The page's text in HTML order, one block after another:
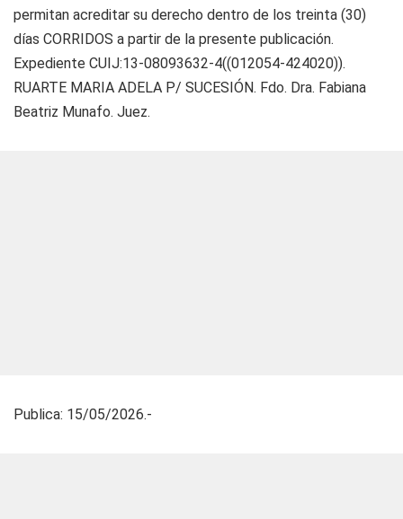
permitan acreditar su derecho dentro de los treinta (30)
días CORRIDOS a partir de la presente publicación.
Expediente CUIJ:13-08093632-4((012054-424020)).
RUARTE MARIA ADELA P/ SUCESIÓN. Fdo. Dra. Fabiana
Beatriz Munafo. Juez.
Publica: 15/05/2026.-